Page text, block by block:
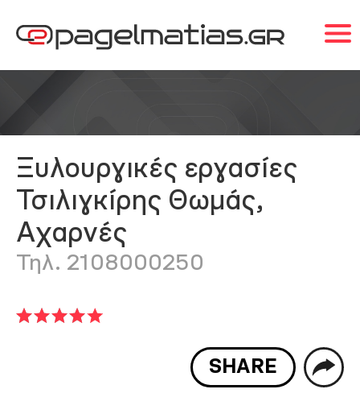
Ξυλουργικές εργασίες
Τσιλιγκίρης Θωμάς,
Αχαρνές
Τηλ. 2108000250
SHARE